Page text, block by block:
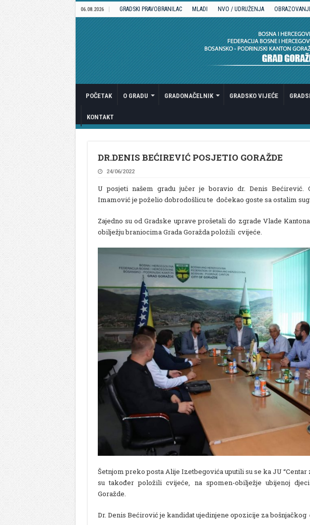
06.08.2026 GRADSKI PRAVOBRANILAC MLADI NVO / UDRUŽENJA
POČETAK O GRADU GRADONAČELNIK GRADSKO VIJEĆE
KONTAKT
DR.DENIS BEĆIREVIĆ POSJETIO GORAŽDE
24/06/2022
U posjeti našem gradu jučer je boravio dr. Denis Bećirević.
Imamović je poželio dobrodošlicu te dočekao goste sa ostalim
Zajedno su od Gradske uprave prošetali do zgrade Vlade
obilježju braniocima Grada Goražda položili cvijeće.
Šetnjom preko posta Alije Izetbegovića uputili su se ka JU “Centar
su također položili cvijeće, na spomen-obilježje ubijenoj
Goražde.
Dr. Denis Bećirović je kandidat ujedinjene opozicije za bošnjačkog